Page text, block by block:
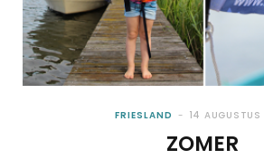
FRIESLAND 14
ZOMER